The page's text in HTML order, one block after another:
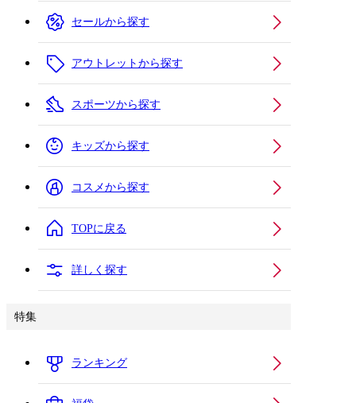
セールから探す
アウトレットから探す
スポーツから探す
キッズから探す
コスメから探す
TOPに戻る
詳しく探す
特集
ランキング